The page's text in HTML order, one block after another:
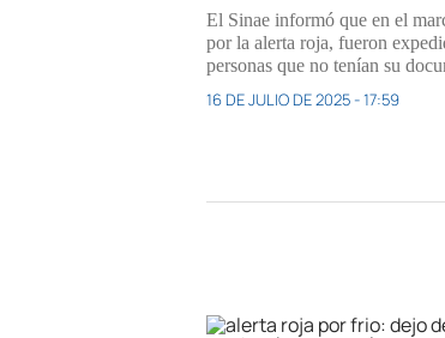
El Sinae informó que en el
por la alerta roja, fueron
personas que no tenían su
16 DE JULIO DE 2025 - 17:59